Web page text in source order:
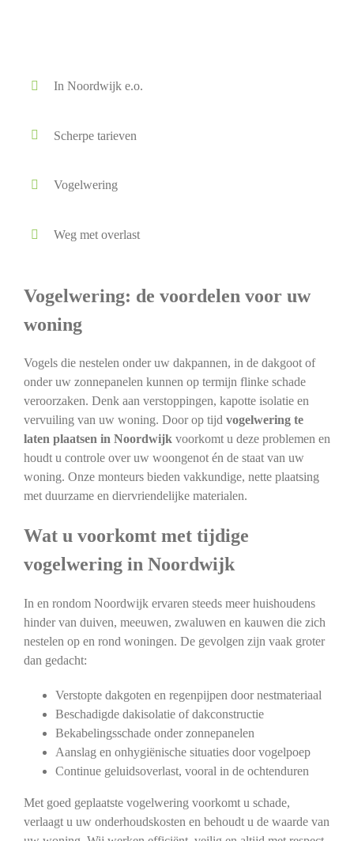
In Noordwijk e.o.
Scherpe tarieven
Vogelwering
Weg met overlast
Vogelwering: de voordelen voor uw
woning
Vogels die nestelen onder uw dakpannen, in de dakgoot of
onder uw zonnepanelen kunnen op termijn flinke schade
veroorzaken. Denk aan verstoppingen, kapotte isolatie en
vervuiling van uw woning. Door op tijd vogelwering te
laten plaatsen in Noordwijkvoorkomt u deze problemen en
houdt u controle over uw woongenot én de staat van uw
woning. Onze monteurs bieden vakkundige, nette plaatsing
met duurzame en diervriendelijke materialen.
Wat u voorkomt met tijdige
vogelwering in Noordwijk
In en rondom Noordwijk ervaren steeds meer huishoudens
hinder van duiven, meeuwen, zwaluwen en kauwen die zich
nestelen op en rond woningen. De gevolgen zijn vaak groter
dan gedacht:
Verstopte dakgoten en regenpijpen door nestmateriaal
Beschadigde dakisolatie of dakconstructie
Bekabelingsschade onder zonnepanelen
Aanslag en onhygiënische situaties door vogelpoep
Continue geluidsoverlast, vooral in de ochtenduren
Met goed geplaatste vogelwering voorkomt u schade,
verlaagt u uw onderhoudskosten en behoudt u de waarde van